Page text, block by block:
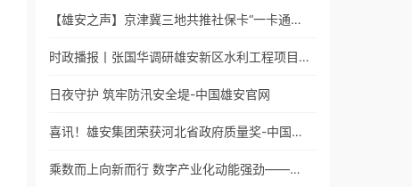
【雄安之声】京津冀三地共推社保卡“一卡通…
时政播报丨张国华调研雄安新区水利工程项目…
日夜守护 筑牢防汛安全堤-中国雄安官网
喜讯！雄安集团荣获河北省政府质量奖-中国…
乘数而上向新而行 数字产业化动能强劲——…